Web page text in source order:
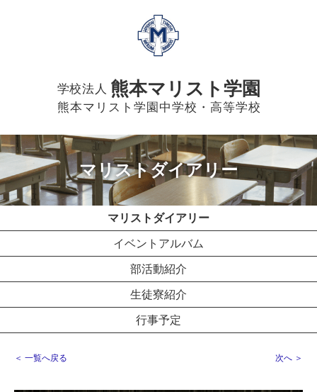
学校法人 熊本マリスト学園
熊本マリスト学園中学校・高等学校
マリストダイアリー
マリストダイアリー
イベントアルバム
部活動紹介
生徒寮紹介
行事予定
＜ 一覧へ戻る 次へ ＞